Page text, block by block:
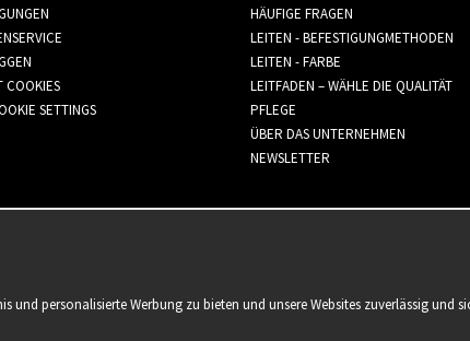
COOKIES
SETTINGS
HÄUFIGE FRAGEN
LEITEN - BEFESTIGUNGMETHODEN
LEITEN - FARBE
LEITFADEN – WÄHLE DIE QUALITÄT
PFLEGE
ÜBER DAS UNTERNEHMEN
NEWSLETTER
und personalisierte Werbung zu bieten und unsere Websites zuverlässig